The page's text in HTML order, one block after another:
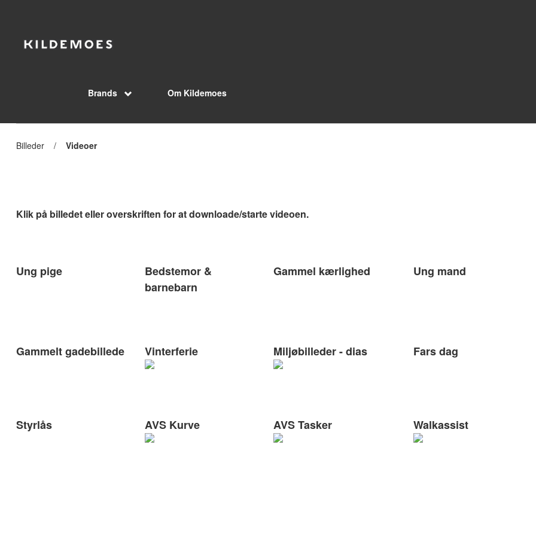
Brands Om Kildemoes
Foregående
Billeder /
Aktuel
Videoer
Klik på billedet eller overskriften for at downloade/starte videoen.
Ung pige
Bedstemor &
barnebarn
Gammel kærlighed Ung mand
Gammelt gadebillede Vinterferie Miljøbilleder - dias Fars dag
Styrlås AVS Kurve AVS Tasker Walkassist